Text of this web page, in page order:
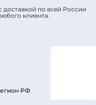
доставкой по всей России
клиента.
РФ